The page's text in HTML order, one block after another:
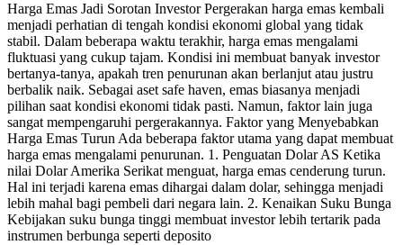
Harga Emas Jadi Sorotan Investor Pergerakan harga emas kembali
menjadi perhatian di tengah kondisi ekonomi global yang tidak
stabil. Dalam beberapa waktu terakhir, harga emas mengalami
fluktuasi yang cukup tajam. Kondisi ini membuat banyak investor
bertanya-tanya, apakah tren penurunan akan berlanjut atau justru
berbalik naik. Sebagai aset safe haven, emas biasanya menjadi
pilihan saat kondisi ekonomi tidak pasti. Namun, faktor lain juga
sangat mempengaruhi pergerakannya. Faktor yang Menyebabkan
Harga Emas Turun Ada beberapa faktor utama yang dapat membuat
harga emas mengalami penurunan. 1. Penguatan Dolar AS Ketika
nilai Dolar Amerika Serikat menguat, harga emas cenderung turun.
Hal ini terjadi karena emas dihargai dalam dolar, sehingga menjadi
lebih mahal bagi pembeli dari negara lain. 2. Kenaikan Suku Bunga
Kebijakan suku bunga tinggi membuat investor lebih tertarik pada
instrumen berbunga seperti deposito